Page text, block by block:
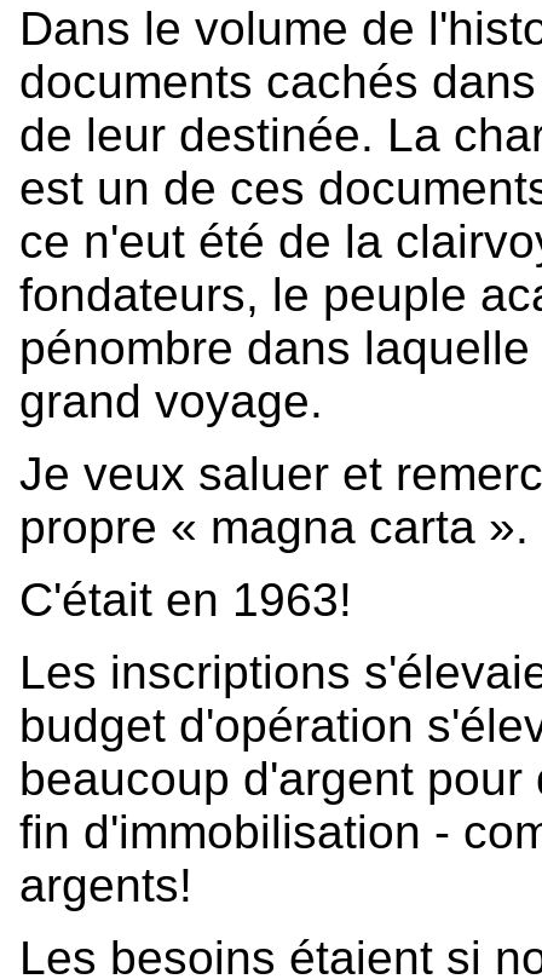
Dans le volume de
documents cachés
de leur destinée. La
est un de ces
ce n'eut été de la
fondateurs, le peuple
pénombre dans
grand voyage.
Je veux saluer et
propre « magna carta ».
C'était en 1963!
Les inscriptions
budget d'opération
beaucoup d'argent
fin d'immobilisation -
argents!
Les besoins étaient si